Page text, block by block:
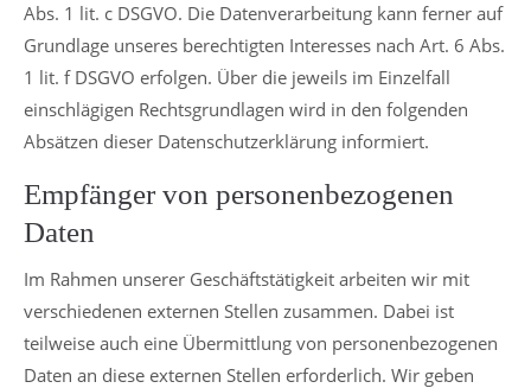
Abs. 1 lit. c DSGVO. Die Datenverarbeitung kann ferner auf
Grundlage unseres berechtigten Interesses nach Art. 6 Abs.
1 lit. f DSGVO erfolgen. Über die jeweils im Einzelfall
einschlägigen Rechtsgrundlagen wird in den folgenden
Absätzen dieser Datenschutzerklärung informiert.
Empfänger von personenbezogenen
Daten
Im Rahmen unserer Geschäftstätigkeit arbeiten wir mit
verschiedenen externen Stellen zusammen. Dabei ist
teilweise auch eine Übermittlung von personenbezogenen
Daten an diese externen Stellen erforderlich. Wir geben